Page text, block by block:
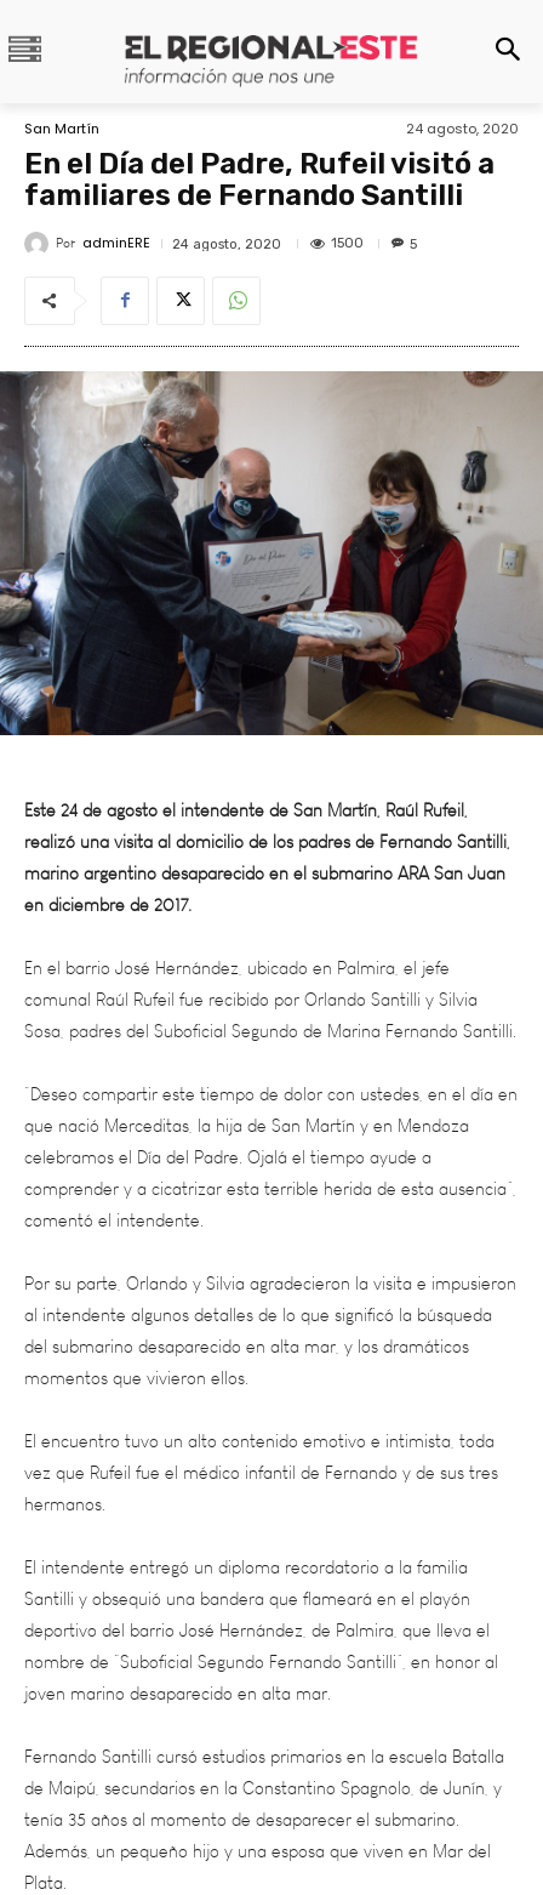
San Martín 24 agosto, 2020
En el Día del Padre, Rufeil visitó a
familiares de Fernando Santilli
Por adminERE 24 agosto, 2020 1500 5
Este 24 de agosto el intendente de San Martín, Raúl Rufeil,
realizó una visita al domicilio de los padres de Fernando Santilli,
marino argentino desaparecido en el submarino ARA San Juan
en diciembre de 2017.
En el barrio José Hernández, ubicado en Palmira, el jefe
comunal Raúl Rufeil fue recibido por Orlando Santilli y Silvia
Sosa, padres del Suboficial Segundo de Marina Fernando Santilli.
“Deseo compartir este tiempo de dolor con ustedes, en el día en
que nació Merceditas, la hija de San Martín y en Mendoza
celebramos el Día del Padre. Ojalá el tiempo ayude a
comprender y a cicatrizar esta terrible herida de esta ausencia”,
comentó el intendente.
Por su parte, Orlando y Silvia agradecieron la visita e impusieron
al intendente algunos detalles de lo que significó la búsqueda
del submarino desaparecido en alta mar, y los dramáticos
momentos que vivieron ellos.
El encuentro tuvo un alto contenido emotivo e intimista, toda
vez que Rufeil fue el médico infantil de Fernando y de sus tres
hermanos.
El intendente entregó un diploma recordatorio a la familia
Santilli y obsequió una bandera que flameará en el playón
deportivo del barrio José Hernández, de Palmira, que lleva el
nombre de “Suboficial Segundo Fernando Santilli”, en honor al
joven marino desaparecido en alta mar.
Fernando Santilli cursó estudios primarios en la escuela Batalla
de Maipú, secundarios en la Constantino Spagnolo, de Junín, y
tenía 35 años al momento de desaparecer el submarino.
Además, un pequeño hijo y una esposa que viven en Mar del
Plata.